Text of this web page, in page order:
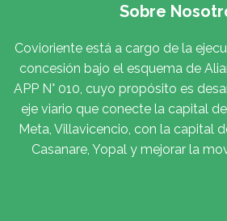
Sobre
Covioriente está a cargo de la
concesión bajo el esquema de
APP N° 010, cuyo propósito es
eje viario que conecte la capital
Meta, Villavicencio, con la capital
Casanare, Yopal y mejorar la